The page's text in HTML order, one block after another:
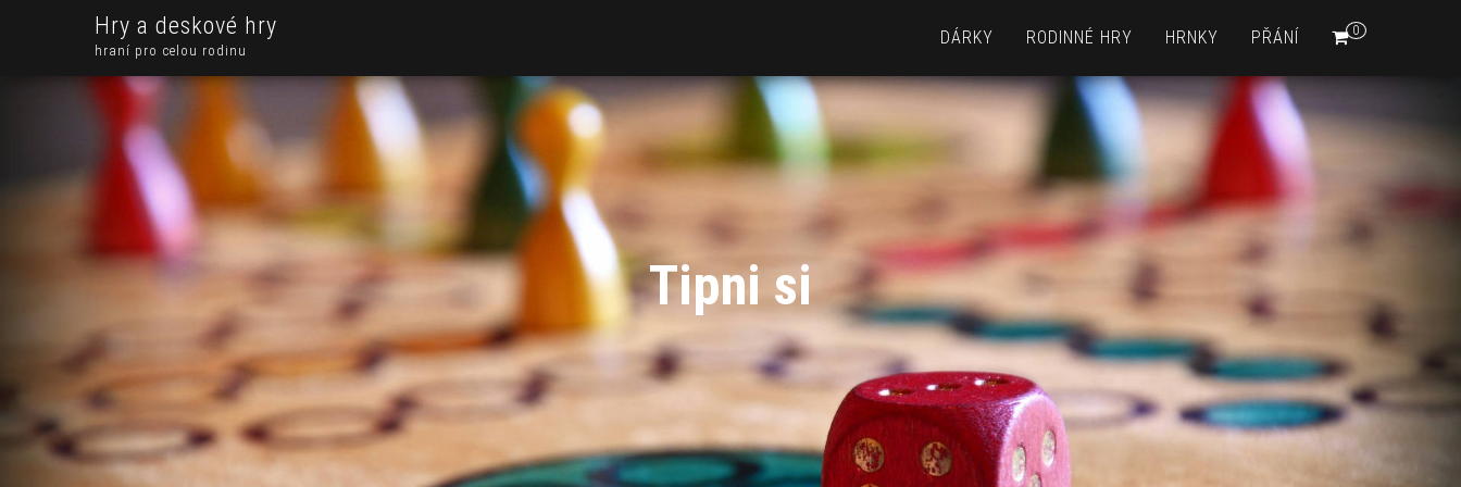
Hry a deskové hry
hraní pro celou rodinu
0
DÁRKY RODINNÉ HRY HRNKY PŘÁNÍ
Tipni si